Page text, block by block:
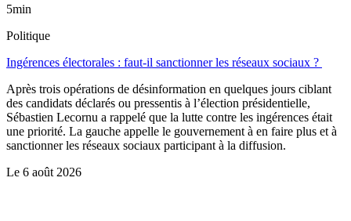
5min
Politique
Ingérences électorales : faut-il sanctionner les réseaux sociaux ?
Après trois opérations de désinformation en quelques jours ciblant
des candidats déclarés ou pressentis à l’élection présidentielle,
Sébastien Lecornu a rappelé que la lutte contre les ingérences était
une priorité. La gauche appelle le gouvernement à en faire plus et à
sanctionner les réseaux sociaux participant à la diffusion.
Le 6 août 2026